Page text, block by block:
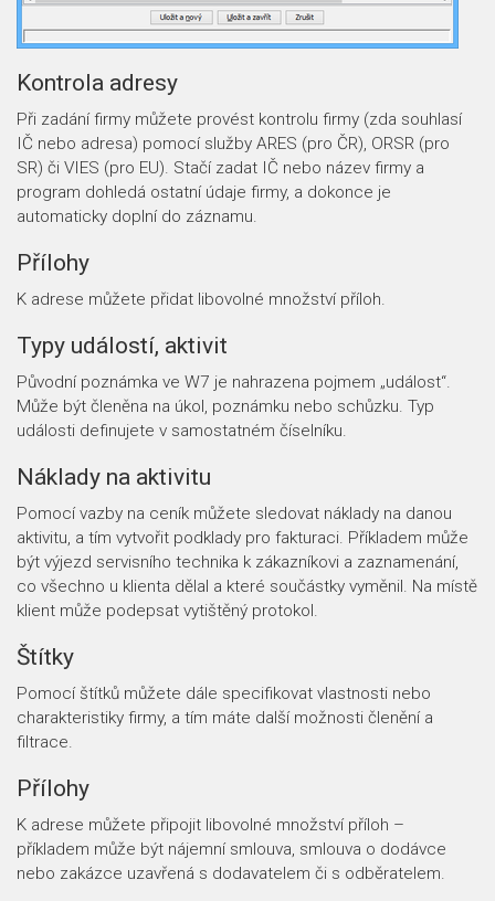
Kontrola adresy
Při zadání firmy můžete provést kontrolu firmy (zda souhlasí
IČ nebo adresa) pomocí služby ARES (pro ČR), ORSR (pro
SR) či VIES (pro EU). Stačí zadat IČ nebo název firmy a
program dohledá ostatní údaje firmy, a dokonce je
automaticky doplní do záznamu.
Přílohy
K adrese můžete přidat libovolné množství příloh.
Typy událostí, aktivit
Původní poznámka ve W7 je nahrazena pojmem „událost“.
Může být členěna na úkol, poznámku nebo schůzku. Typ
události definujete v samostatném číselníku.
Náklady na aktivitu
Pomocí vazby na ceník můžete sledovat náklady na danou
aktivitu, a tím vytvořit podklady pro fakturaci. Příkladem může
být výjezd servisního technika k zákazníkovi a zaznamenání,
co všechno u klienta dělal a které součástky vyměnil. Na místě
klient může podepsat vytištěný protokol.
Štítky
Pomocí štítků můžete dále specifikovat vlastnosti nebo
charakteristiky firmy, a tím máte další možnosti členění a
filtrace.
Přílohy
K adrese můžete připojit libovolné množství příloh –
příkladem může být nájemní smlouva, smlouva o dodávce
nebo zakázce uzavřená s dodavatelem či s odběratelem.